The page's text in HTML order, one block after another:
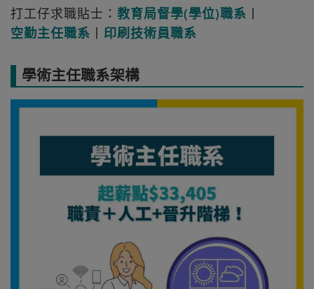
打工仔求職貼士： 教育局督學(學位)職系 丨
空勤主任職系 丨 印刷技術員職系
學術主任職系架構